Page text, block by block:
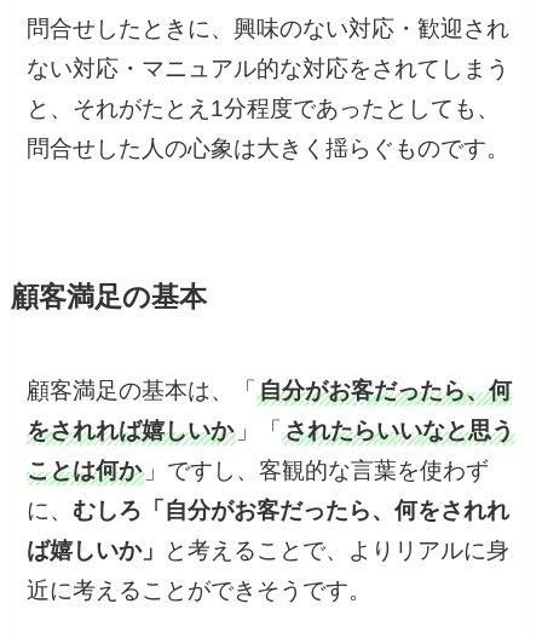
問合せしたときに、興味のない対応・歓迎され
ない対応・マニュアル的な対応をされてしまう
と、それがたとえ1分程度であったとしても、
問合せした人の心象は大きく揺らぐものです。
顧客満足の基本
顧客満足の基本は、「自分がお客だったら、何
をされれば嬉しいか 」「されたらいいなと思う
ことは何か 」ですし、客観的な言葉を使わず
に、 むしろ「自分がお客だったら、何をされれ
ば嬉しいか」
と考えることで、よりリアルに身
近に考えることができそうです。